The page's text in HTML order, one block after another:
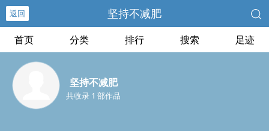
返回 坚持不减肥
首页 分类 排行 搜索 足迹
坚持不减肥
共收录 1 部作品